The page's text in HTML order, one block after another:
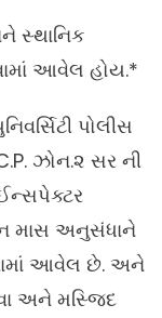
સ્થાનિક
આવેલ હોય.*
પોલીસ
ઝોન.૨ સર ની
ઈન્સપેક્ટર
માસ અનુસંધાને
આવેલ છે. અને
અને મસ્જિદ